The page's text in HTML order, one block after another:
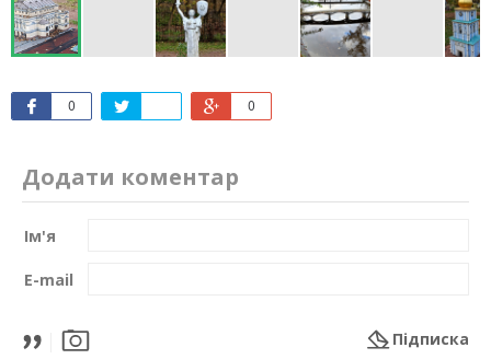
0 0
Додати коментар
Ім'я
E-mail
Підписка